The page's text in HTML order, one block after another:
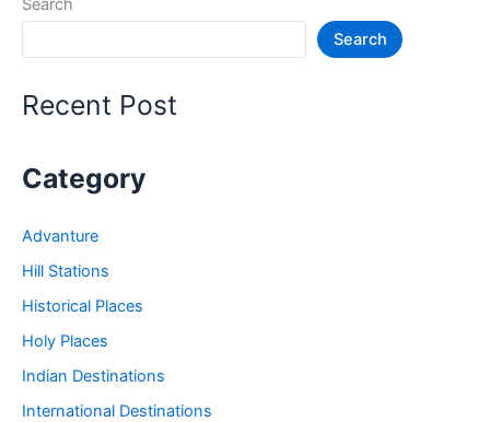
Search
Search
Recent Post
Category
Advanture
Hill Stations
Historical Places
Holy Places
Indian Destinations
International Destinations